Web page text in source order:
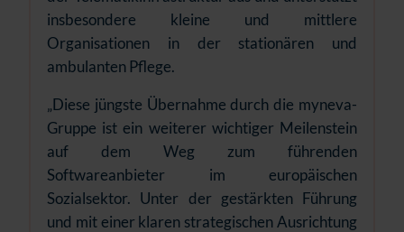
insbesondere kleine und mittlere
Organisationen in der stationären und
ambulanten Pflege.
„Diese jüngste Übernahme durch die myneva-
Gruppe ist ein weiterer wichtiger Meilenstein
auf dem Weg zum führenden
Softwareanbieter im europäischen
Sozialsektor. Unter der gestärkten Führung
und mit einer klaren strategischen Ausrichtung